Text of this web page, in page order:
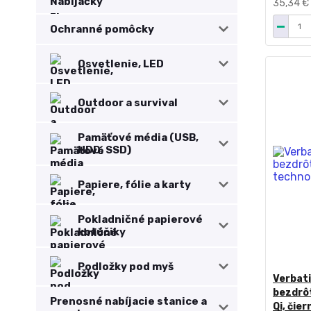
Ochranné pomôcky
Osvetlenie, LED
Outdoor a survival
Pamäťové média (USB,
HDD, SSD)
Papiere, fólie a karty
Pokladničné papierové
kotúčiky
Podložky pod myš
Prenosné nabíjacie stanice a
35,34 €
Qi,